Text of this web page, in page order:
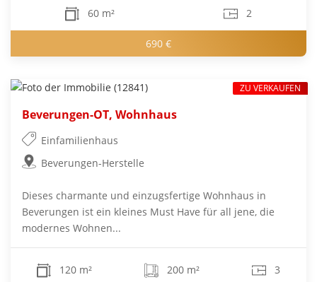
60 m² 2
690 €
Beverungen-OT, Wohnhaus
Einfamilienhaus
Beverungen-Herstelle
Dieses charmante und einzugsfertige Wohnhaus in
Beverungen ist ein kleines Must Have für all jene, die
modernes Wohnen...
120 m² 200 m² 3
ZU VERKAUFEN